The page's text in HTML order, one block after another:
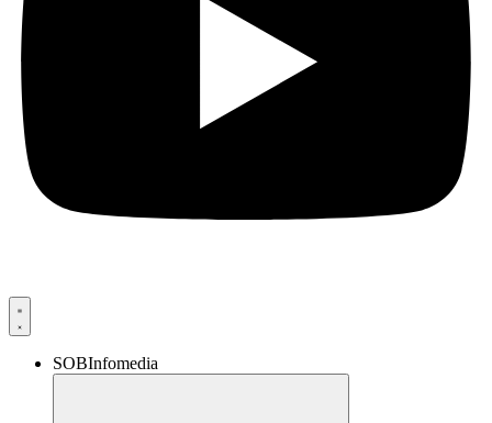
SOBInfomedia